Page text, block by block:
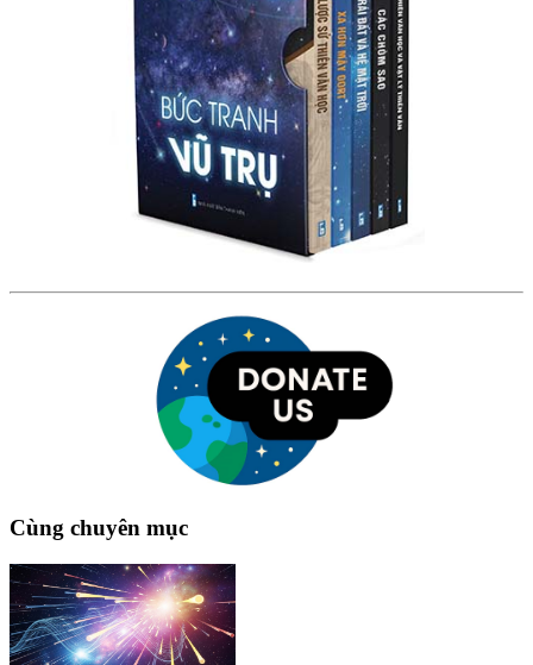
Cùng chuyên mục